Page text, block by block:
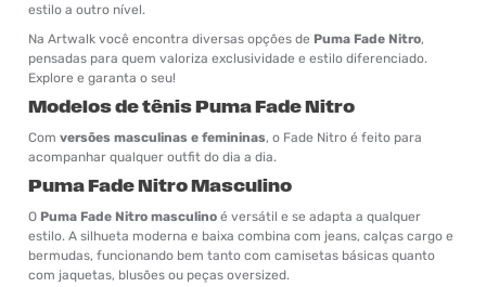
estilo a outro nível.
Na Artwalk você encontra diversas opções de Puma Fade Nitro,
pensadas para quem valoriza exclusividade e estilo diferenciado.
Explore e garanta o seu!
Modelos de tênis Puma Fade Nitro
Com versões masculinas e femininas, o Fade Nitro é feito para
acompanhar qualquer outfit do dia a dia.
Puma Fade Nitro Masculino
O Puma Fade Nitro masculino é versátil e se adapta a qualquer
estilo. A silhueta moderna e baixa combina com jeans, calças cargo e
bermudas, funcionando bem tanto com camisetas básicas quanto
com jaquetas, blusões ou peças oversized.